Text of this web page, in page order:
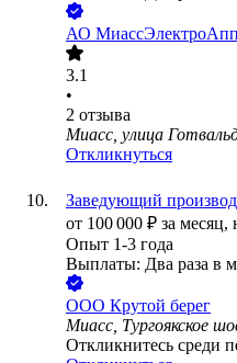
АО
3.1
•
2 отзыва
Миасс, улица
Откликнуться
Заведующий
от 100 000 ₽ за месяц,
Опыт 1-3 года
Выплаты: Два раза в
ООО Крутой берег
Миасс, Тургоякское
Откликнитесь среди